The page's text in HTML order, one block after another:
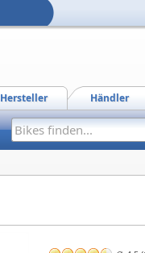
Händler
Hersteller